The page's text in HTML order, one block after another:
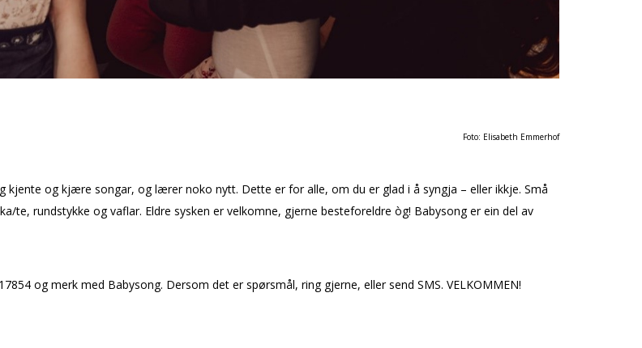
Foto: Elisabeth Emmerhof
kjente og kjære songar, og lærer noko nytt. Dette er for alle, om du er glad i å syngja – eller ikkje. Små
te, rundstykke og vaflar. Eldre sysken er velkomne, gjerne besteforeldre òg! Babysong er ein del av
og merk med Babysong. Dersom det er spørsmål, ring gjerne, eller send SMS. VELKOMMEN!